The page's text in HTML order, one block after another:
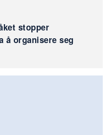
stopper
å organisere seg